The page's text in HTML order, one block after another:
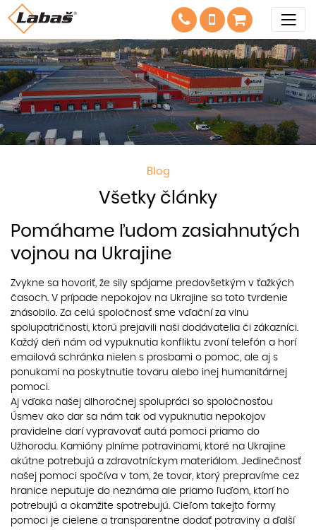
Blog
Všetky články
Pomáhame ľudom zasiahnutých
vojnou na Ukrajine
Zvykne sa hovoriť, že sily spájame predovšetkým v ťažkých
časoch. V prípade nepokojov na Ukrajine sa toto tvrdenie
znásobilo. Za celú spoločnosť sme vďační za vlnu
spolupatričnosti, ktorú prejavili naši dodávatelia či zákazníci.
Každý deň nám od vypuknutia konfliktu zvoní telefón a horí
emailová schránka nielen s prosbami o pomoc, ale aj s
ponukami na poskytnutie tovaru alebo inej humanitárnej
pomoci.
Aj vďaka našej dlhoročnej spolupráci so spoločnosťou
Úsmev ako dar sa nám tak od vypuknutia nepokojov
pravidelne darí vypravovať autá pomoci priamo do
Užhorodu. Kamióny plníme potravinami, ktoré na Ukrajine
akútne potrebujú a zdravotníckym materiálom. Jedinečnosť
našej pomoci spočíva v tom, že tovar, ktorý prepravíme cez
hranice neputuje do neznáma ale priamo ľuďom, ktorí ho
potrebujú a okamžite spotrebujú. Cieľom takejto formy
pomoci je cielene a transparentne dodať potraviny a ďalší